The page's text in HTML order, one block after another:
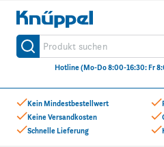
Kein Mindestbestellwert
Keine Versandkosten
Schnelle Lieferung
Knüppel
Produkt suchen
Suche
Hotline (Mo-Do 8:00-16:30: Fr
Zum Inhalt springen